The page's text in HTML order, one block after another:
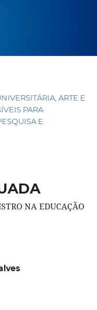
ARTE E
PARA
E
NA EDUCAÇÃO